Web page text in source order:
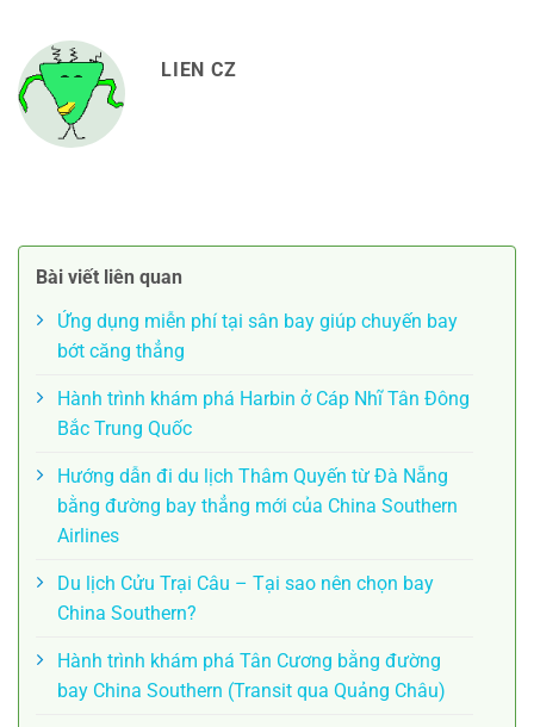
LIEN CZ
Bài viết liên quan
Ứng dụng miễn phí tại sân bay giúp chuyến bay
bớt căng thẳng
Hành trình khám phá Harbin ở Cáp Nhĩ Tân Đông
Bắc Trung Quốc
Hướng dẫn đi du lịch Thâm Quyến từ Đà Nẵng
bằng đường bay thẳng mới của China Southern
Airlines
Du lịch Cửu Trại Câu – Tại sao nên chọn bay
China Southern?
Hành trình khám phá Tân Cương bằng đường
bay China Southern (Transit qua Quảng Châu)